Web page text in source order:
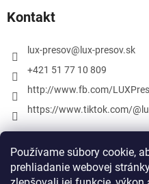
Používame súbory cookie,
prehliadanie webovej
Kontakt
lux-presov@ lux-presov.sk
+421 51 77 10 809
http://www.fb.com/
https://www.tiktok.com/